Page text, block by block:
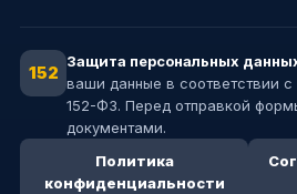
152
Защита персональных
ваши данные в соответствии
152-ФЗ. Перед отправкой
документами.
Политика
конфиденциальности